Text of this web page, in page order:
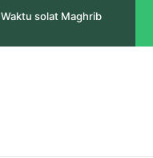
Waktu solat Maghrib